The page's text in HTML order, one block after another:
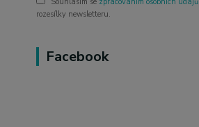
rozesílky newsletteru.
Facebook